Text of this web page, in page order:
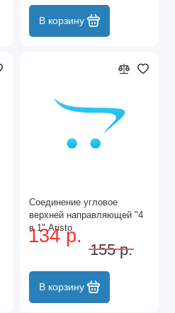
В корзину
Соединение угловое
верхней направляющей "4
в 1" Aristo
134 р.
155 р.
В корзину